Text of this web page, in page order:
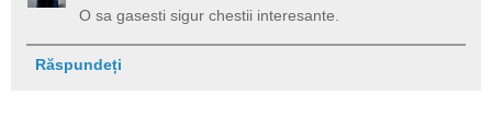
O sa gasesti sigur chestii interesante.
Răspundeți